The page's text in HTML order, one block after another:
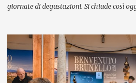
giornate di degustazioni. Si chiude così
Brunello di Montalcino. In assaggio nei
Riserva 2020, il Rosso di Montalcino
della denominazione, il Moscadello e il
mercati a partire dal 1° gennaio 2026. “Il